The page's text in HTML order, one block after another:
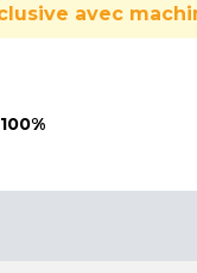
avec
100%